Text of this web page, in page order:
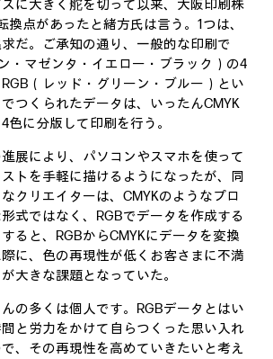
に大きく舵を切って以来、大阪印刷株
換点があったと緒方氏は言う。1つは、
だ。ご承知の通り、一般的な印刷で
・マゼンタ・イエロー・ブラック）の4
（レッド・グリーン・ブルー）とい
つくられたデータは、いったんCMYK
色に分版して印刷を行う。
展により、パソコンやスマホを使って
トを手軽に描けるようになったが、同
クリエイターは、CMYKのようなプロ
式ではなく、RGBでデータを作成する
ると、RGBからCMYKにデータを変換
に、色の再現性が低くお客さまに不満
大きな課題となっていた。
の多くは個人です。RGBデータとはい
と労力をかけて自らつくった思い入れ
、その再現性を高めていきたいと考え